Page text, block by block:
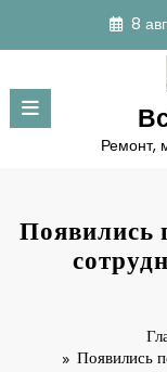
содержимому
8
Ремонт,
Появились
Появились